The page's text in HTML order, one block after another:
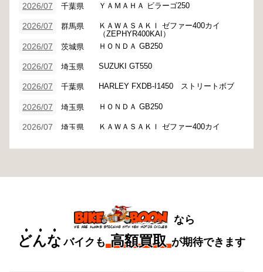
2026/07 千葉県 ＹＡＭＡＨＡ ビラーゴ250
2026/07 群馬県
ＫＡＷＡＳＡＫＩ ゼファー400カイ
（ZEPHYR400KAI）
2026/07
茨城県 ＨＯＮＤＡ GB250
2026/07 埼玉県 SUZUKI GT550
2026/07 千葉県 HARLEY FXDB-I1450 ストリートボブ
2026/07 埼玉県 ＨＯＮＤＡ GB250
2026/07 埼玉県
ＫＡＷＡＳＡＫＩ ゼファー400カイ
2026/07
茨城県
ハーレー XL883N スポーツスターアイ
トマジック
HARLEY FLSTF1450 ファットボー
イ フルカスタム
2026/07
東京都 HONDA CB750K0仕様
2026/07 埼玉県 ＳＵＺＵＫＩ GS400
なら
どんなバイクも 高額買取 が期待できます